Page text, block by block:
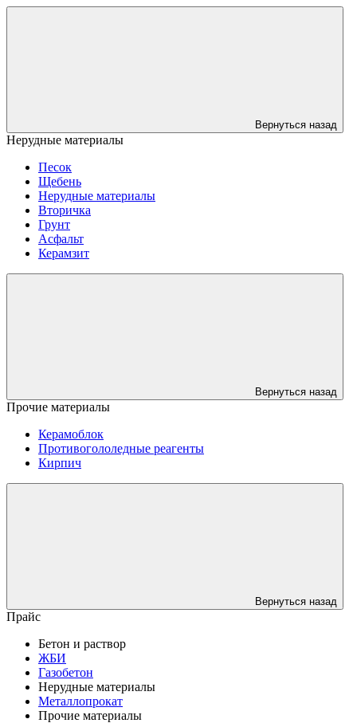
Вернуться назад
Нерудные материалы
Песок
Щебень
Нерудные материалы
Вторичка
Грунт
Асфальт
Керамзит
Вернуться назад
Прочие материалы
Керамоблок
Противогололедные реагенты
Кирпич
Вернуться назад
Прайс
Бетон и раствор
ЖБИ
Газобетон
Нерудные материалы
Металлопрокат
Прочие материалы